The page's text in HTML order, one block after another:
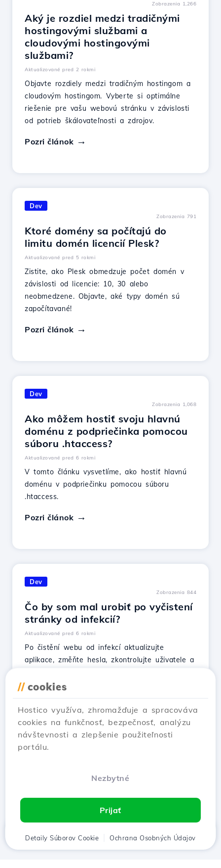
Zobrazenia 1,266
Aký je rozdiel medzi tradičnými
hostingovými službami a
cloudovými hostingovými
službami?
Aktualizované pred 2 rokmi
Objavte rozdiely medzi tradičným hostingom a
cloudovým hostingom. Vyberte si optimálne
riešenie pre vašu webovú stránku v závislosti
od potrieb škálovateľnosti a zdrojov.
Pozri článok
Dev
Zobrazenia 791
Ktoré domény sa počítajú do
limitu domén licencií Plesk?
Aktualizované pred 5 rokmi
Zistite, ako Plesk obmedzuje počet domén v
závislosti od licencie: 10, 30 alebo
neobmedzene. Objavte, aké typy domén sú
započítavané!
Pozri článok
Dev
Zobrazenia 1,068
Ako môžem hostiť svoju hlavnú
doménu z podpriečinka pomocou
súboru .htaccess?
Aktualizované pred 6 rokmi
V tomto článku vysvetlíme, ako hostiť hlavnú
doménu v podpriečinku pomocou súboru
.htaccess.
Pozri článok
Dev
Zobrazenia 844
Čo by som mal urobiť po vyčistení
stránky od infekcií?
Aktualizované pred 6 rokmi
Po čistění webu od infekcí aktualizujte
aplikace, změňte hesla, zkontrolujte uživatele a
reinfekci.
Pozri článok
// cookies
Hostico využíva, zhromažďuje a spracováva
cookies na funkčnosť, bezpečnosť, analýzu
návštevnosti a zlepšenie použiteľnosti
portálu.
Nezbytné
Prijať
Detaily Súborov Cookie Ochrana Osobných Údajov
Domov Klient Košík Chat Menu